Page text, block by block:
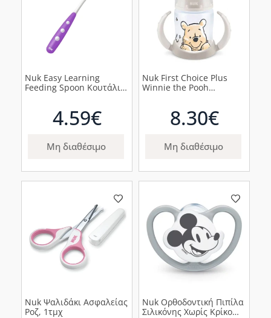
Nuk Easy Learning
Feeding Spoon Κουτάλι
4.59€
Μη διαθέσιμο
Nuk First Choice Plus
Winnie the Pooh
18m, Winnie Γκρι, 150ml
8.30€
Μη διαθέσιμο
Nuk Ψαλιδάκι Ασφαλείας
Ροζ, 1τμχ
Nuk Ορθοδοντική Πιπίλα
Σιλικόνης Χωρίς Κρίκο